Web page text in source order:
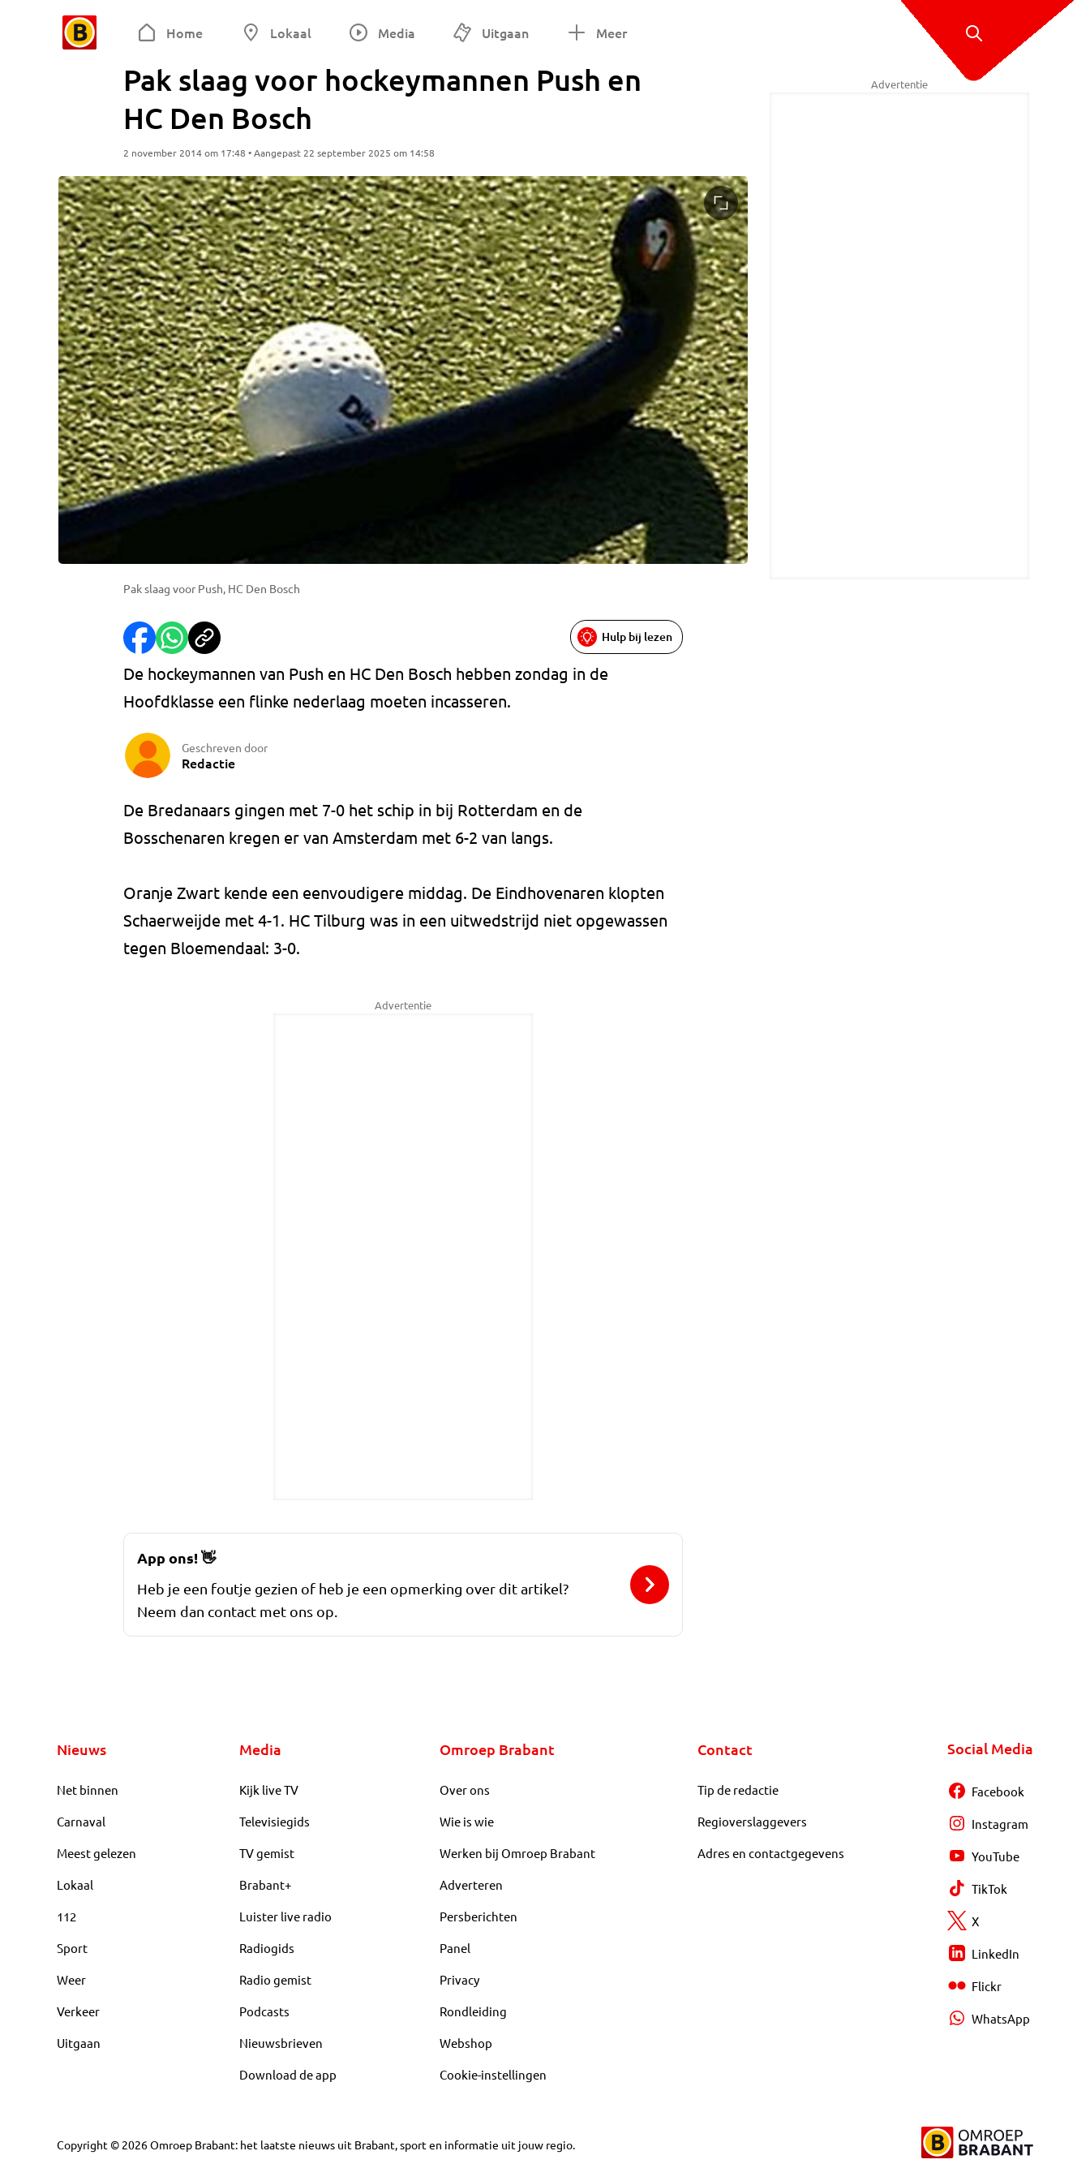
Home Lokaal Media Uitgaan Meer
Pak slaag voor hockeymannen Push en
HC Den Bosch
2 november 2014 om 17:48 • Aangepast 22 september 2025 om 14:58
Pak slaag voor Push, HC Den Bosch
Hulp bij lezen
De hockeymannen van Push en HC Den Bosch hebben zondag in de
Hoofdklasse een flinke nederlaag moeten incasseren.
Geschreven door
Redactie
De Bredanaars gingen met 7-0 het schip in bij Rotterdam en de
Bosschenaren kregen er van Amsterdam met 6-2 van langs.
Oranje Zwart kende een eenvoudigere middag. De Eindhovenaren klopten
Schaerweijde met 4-1. HC Tilburg was in een uitwedstrijd niet opgewassen
tegen Bloemendaal: 3-0.
Advertentie
Advertentie
App ons!👋
Heb je een foutje gezien of heb je een opmerking over dit artikel?
Neem dan contact met ons op.
Nieuws
Net binnen
Carnaval
Meest gelezen
Lokaal
112
Sport
Weer
Verkeer
Uitgaan
Media
Kijk live TV
Televisiegids
TV gemist
Brabant+
Luister live radio
Radiogids
Radio gemist
Podcasts
Nieuwsbrieven
Download de app
Omroep Brabant
Over ons
Wie is wie
Werken bij Omroep Brabant
Adverteren
Persberichten
Panel
Privacy
Rondleiding
Webshop
Cookie-instellingen
Contact
Tip de redactie
Regioverslaggevers
Adres en contactgegevens
Social Media
Facebook
Instagram
YouTube
TikTok
X
LinkedIn
Flickr
WhatsApp
Copyright © 2026Omroep Brabant: het laatste nieuws uit Brabant, sport en informatie uit jouw regio.